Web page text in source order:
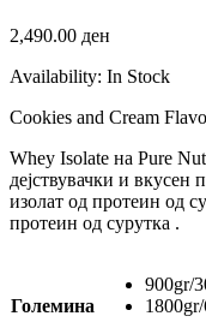
2,490.00 ден
Availability: In Stock
Cookies and Cream
Whey Isolate на Pure
дејствувачки и вкусен
изолат од протеин од
протеин од сурутка .
Големина
900gr/